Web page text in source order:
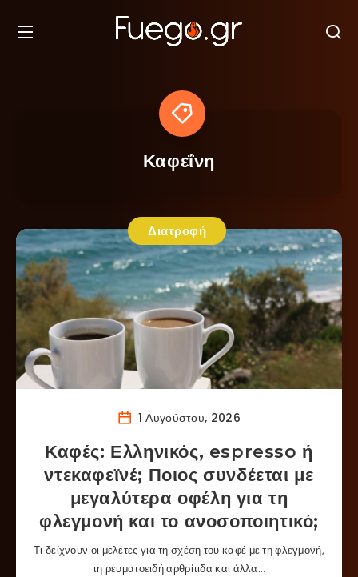
Καφεΐνη
Διατροφή
1 Αυγούστου, 2026
Καφές: Ελληνικός, espresso ή
ντεκαφεϊνέ; Ποιος συνδέεται με
μεγαλύτερα οφέλη για τη
φλεγμονή και το ανοσοποιητικό;
Τι δείχνουν οι μελέτες για τη σχέση του καφέ με τη φλεγμονή,
τη ρευματοειδή αρθρίτιδα και άλλα…